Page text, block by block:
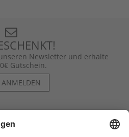
Newsletter und erhalte
Gutschein.
ANMELDEN